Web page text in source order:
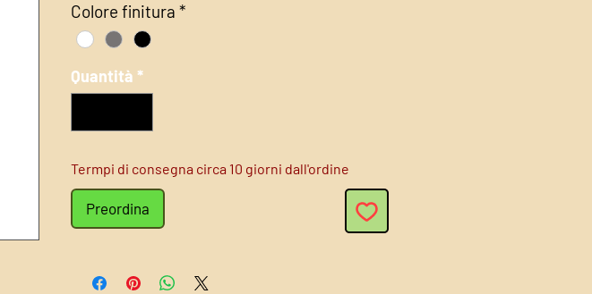
Colore finitura *
Quantità *
Termpi di consegna circa 10 giorni dall'ordine
Preordina